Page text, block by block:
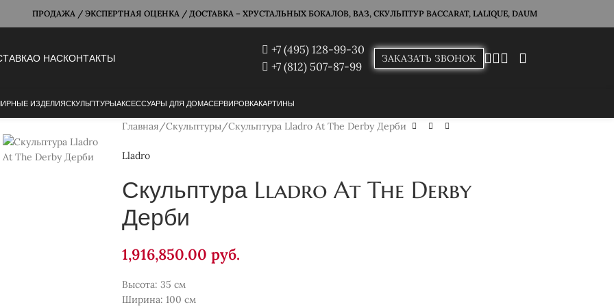
ПРОДАЖА / ЭКСПЕРТНАЯ ОЦЕНКА / ДОСТАВКА – ХРУСТАЛЬНЫХ БОКАЛОВ, ВАЗ, СКУЛЬПТУР BACCARAT, LALIQUE, DAUM
О НАСКОНТАКТЫ
+7 (495) 128-99-30
+7 (812) 507-87-99
ЗАКАЗАТЬ ЗВОНОК
ИЗДЕЛИЯСКУЛЬПТУРЫАКСЕССУАРЫ ДЛЯ ДОМАСЕРВИРОВКАКАРТИНЫ
Главная Скульптуры Скульптура Lladro At The Derby Дерби
Lladro
Скульптура Lladro At The Derby
Дерби
1,916,850.00 руб.
Высота: 35 см
Ширина: 100 см